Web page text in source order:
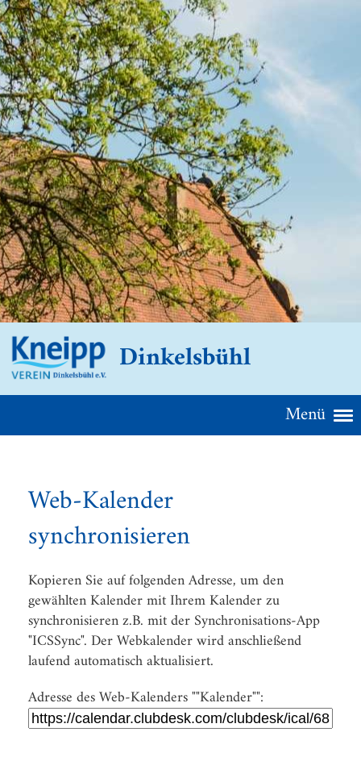
Dinkelsbühl
Menü
Web-Kalender
synchronisieren
Kopieren Sie auf folgenden Adresse, um den
gewählten Kalender mit Ihrem Kalender zu
synchronisieren z.B. mit der Synchronisations-App
"ICSSync". Der Webkalender wird anschließend
laufend automatisch aktualisiert.
Adresse des Web-Kalenders ""Kalender"":